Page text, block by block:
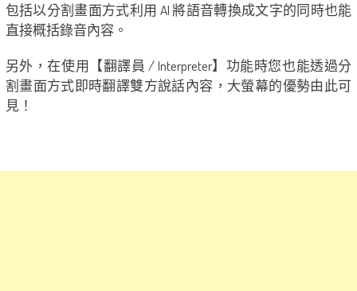
包括以分割畫面方式利用 AI 將語音轉換成文字的同時也能
直接概括錄音內容。
另外，在使用【翻譯員 / Interpreter】功能時您也能透過分
割畫面方式即時翻譯雙方說話內容，大螢幕的優勢由此可
見！